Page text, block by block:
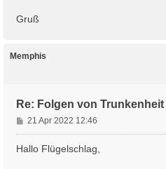
Gruß
Memphis
Re: Folgen von
B
e
i
21 Apr 2022 12:46
Hallo Flügelschlag,